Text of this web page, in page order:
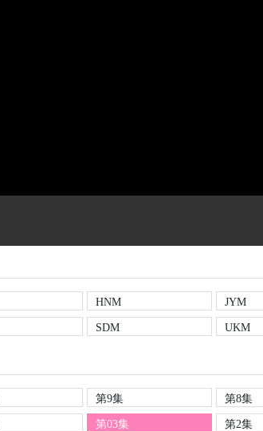
HNM JYM
SDM UKM
第9集 第8集
第03集 第2集